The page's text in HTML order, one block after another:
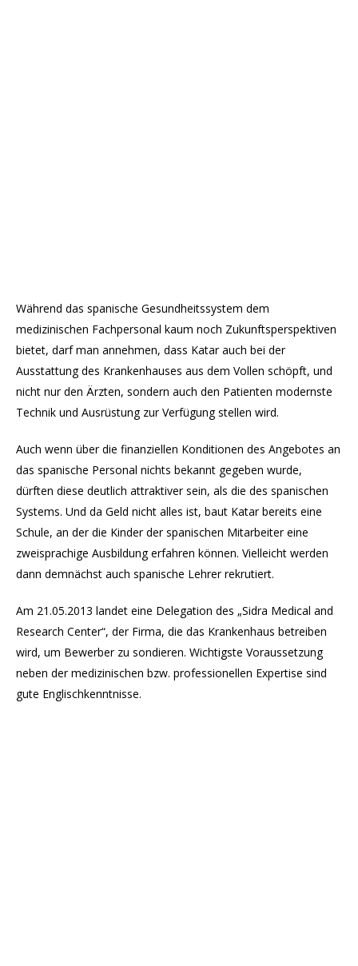
Während das spanische Gesundheitssystem dem
medizinischen Fachpersonal kaum noch Zukunftsperspektiven
bietet, darf man annehmen, dass Katar auch bei der
Ausstattung des Krankenhauses aus dem Vollen schöpft, und
nicht nur den Ärzten, sondern auch den Patienten modernste
Technik und Ausrüstung zur Verfügung stellen wird.
Auch wenn über die finanziellen Konditionen des Angebotes an
das spanische Personal nichts bekannt gegeben wurde,
dürften diese deutlich attraktiver sein, als die des spanischen
Systems. Und da Geld nicht alles ist, baut Katar bereits eine
Schule, an der die Kinder der spanischen Mitarbeiter eine
zweisprachige Ausbildung erfahren können. Vielleicht werden
dann demnächst auch spanische Lehrer rekrutiert.
Am 21.05.2013 landet eine Delegation des „Sidra Medical and
Research Center“, der Firma, die das Krankenhaus betreiben
wird, um Bewerber zu sondieren. Wichtigste Voraussetzung
neben der medizinischen bzw. professionellen Expertise sind
gute Englischkenntnisse.